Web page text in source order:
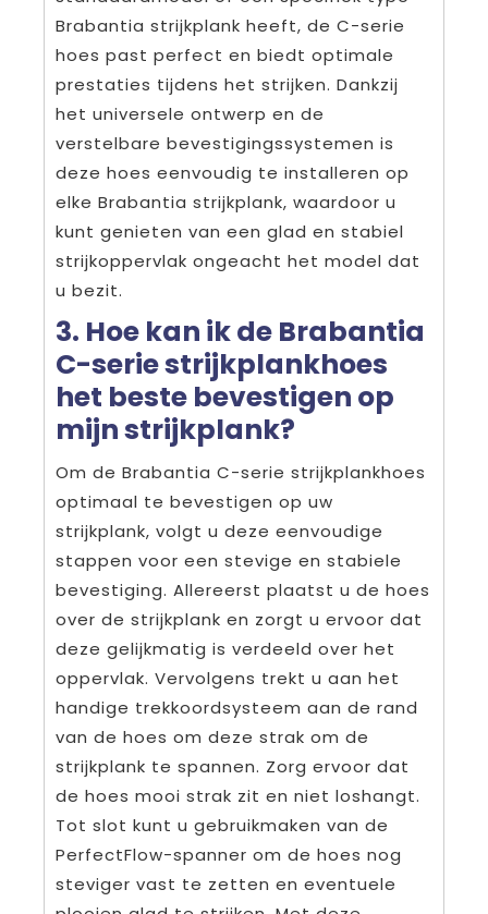
Brabantia strijkplank heeft, de C-serie
hoes past perfect en biedt optimale
prestaties tijdens het strijken. Dankzij
het universele ontwerp en de
verstelbare bevestigingssystemen is
deze hoes eenvoudig te installeren op
elke Brabantia strijkplank, waardoor u
kunt genieten van een glad en stabiel
strijkoppervlak ongeacht het model dat
u bezit.
3. Hoe kan ik de Brabantia
C-serie strijkplankhoes
het beste bevestigen op
mijn strijkplank?
Om de Brabantia C-serie strijkplankhoes
optimaal te bevestigen op uw
strijkplank, volgt u deze eenvoudige
stappen voor een stevige en stabiele
bevestiging. Allereerst plaatst u de hoes
over de strijkplank en zorgt u ervoor dat
deze gelijkmatig is verdeeld over het
oppervlak. Vervolgens trekt u aan het
handige trekkoordsysteem aan de rand
van de hoes om deze strak om de
strijkplank te spannen. Zorg ervoor dat
de hoes mooi strak zit en niet loshangt.
Tot slot kunt u gebruikmaken van de
PerfectFlow-spanner om de hoes nog
steviger vast te zetten en eventuele